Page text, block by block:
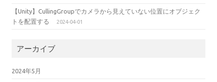
【Unity】CullingGroupでカメラから見えていない位置にオブジェク
トを配置する
2024-04-01
アーカイブ
2024年5月